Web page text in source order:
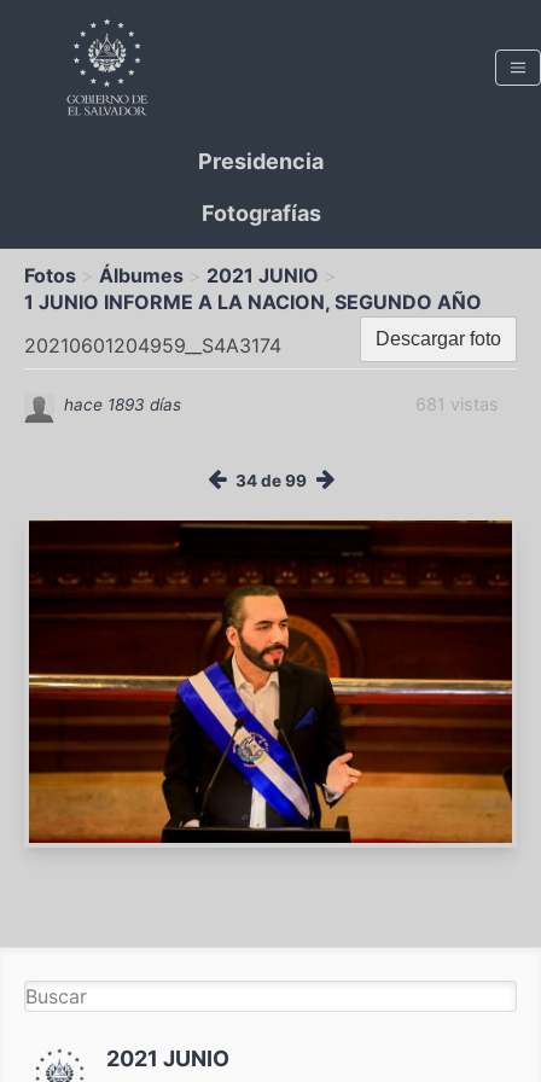
Presidencia
Fotografías
Fotos Álbumes
2021 JUNIO
1 JUNIO INFORME A LA NACION, SEGUNDO AÑO
Descargar foto
20210601204959__S4A3174
681 vistas
hace 1893 días
34 de 99
2021 JUNIO